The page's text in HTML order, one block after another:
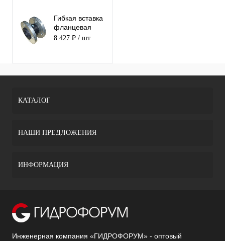
Гибкая вставка
фланцевая
ABRA-EJF-16-
8 427 ₽ / шт
КАТАЛОГ
НАШИ ПРЕДЛОЖЕНИЯ
ИНФОРМАЦИЯ
Инженерная компания «ГИДРОФОРУМ» - оптовый